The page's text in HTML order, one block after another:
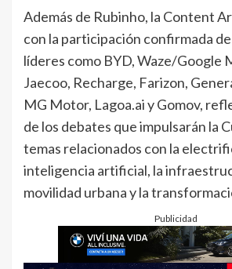
Además de Rubinho, la Content
con la participación confirmada
líderes como BYD, Waze/Google
Jaecoo, Recharge, Farizon,
MG Motor, Lagoa.ai y Gomov,
de los debates que impulsarán la
temas relacionados con la
inteligencia artificial, la
movilidad urbana y la
Publicidad